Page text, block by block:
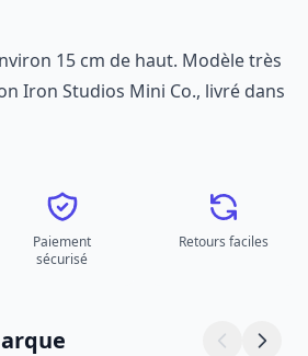
15 cm de haut. Modèle très
Iron Studios Mini Co., livré dans
Paiement
sécurisé
Retours faciles